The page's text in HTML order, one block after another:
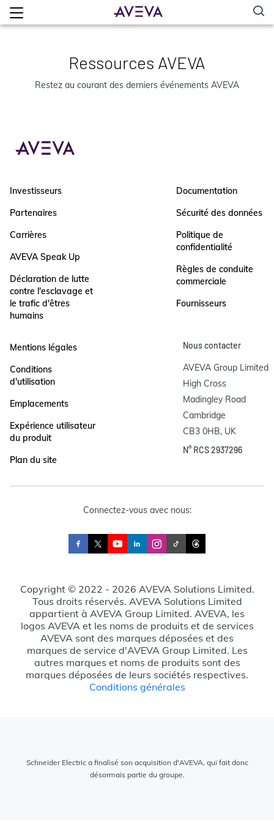
Ressources AVEVA
Restez au courant des derniers événements AVEVA
Investisseurs
Partenaires
Carrières
AVEVA Speak Up
Déclaration de lutte
contre l'esclavage et
le trafic d'êtres
humains
Documentation
Sécurité des données
Politique de
confidentialité
Règles de conduite
commerciale
Fournisseurs
Mentions légales
Conditions
d'utilisation
Emplacements
Expérience utilisateur
du produit
Plan du site
Nous contacter
AVEVA Group Limited
High Cross
Madingley Road
Cambridge
CB3 0HB, UK
N° RCS 2937296
Connectez-vous avec nous:
Copyright © 2022 - 2026 AVEVA Solutions Limited.
Tous droits réservés. AVEVA Solutions Limited
appartient à AVEVA Group Limited. AVEVA, les
logos AVEVA et les noms de produits et de services
AVEVA sont des marques déposées et des
marques de service d'AVEVA Group Limited. Les
autres marques et noms de produits sont des
marques déposées de leurs sociétés respectives.
Conditions générales
Schneider Electric a finalisé son acquisition d'AVEVA, qui fait donc
désormais partie du groupe.